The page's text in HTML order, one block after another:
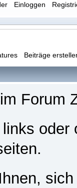
Einloggen
Beiträge
Forum